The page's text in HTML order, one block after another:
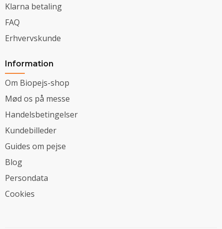
Klarna betaling
FAQ
Erhvervskunde
Information
Om Biopejs-shop
Mød os på messe
Handelsbetingelser
Kundebilleder
Guides om pejse
Blog
Persondata
Cookies